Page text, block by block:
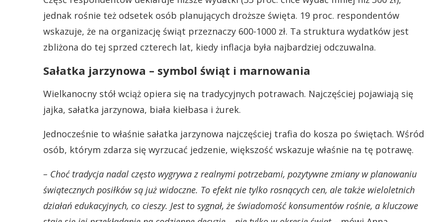
jednak rośnie też odsetek osób planujących droższe święta. 19 proc. respondentów
wskazuje, że na organizację świąt przeznaczy 600-1000 zł. Ta struktura wydatków jest
zbliżona do tej sprzed czterech lat, kiedy inflacja była najbardziej odczuwalna.
Sałatka jarzynowa – symbol świąt i marnowania
Wielkanocny stół wciąż opiera się na tradycyjnych potrawach. Najczęściej pojawiają się
jajka, sałatka jarzynowa, biała kiełbasa i żurek.
Jednocześnie to właśnie sałatka jarzynowa najczęściej trafia do kosza po świętach. Wśród
osób, którym zdarza się wyrzucać jedzenie, większość wskazuje właśnie na tę potrawę.
– Choć tradycja nadal często wygrywa z realnymi potrzebami, pozytywne zmiany w planowaniu
świątecznych posiłków są już widoczne. To efekt nie tylko rosnących cen, ale także wieloletnich
działań edukacyjnych, co cieszy. Jest to sygnał, że świadomość konsumentów rośnie, a kluczowe